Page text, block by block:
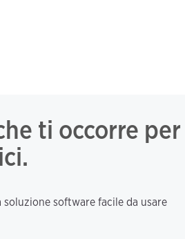
ti occorre
software facile da usare